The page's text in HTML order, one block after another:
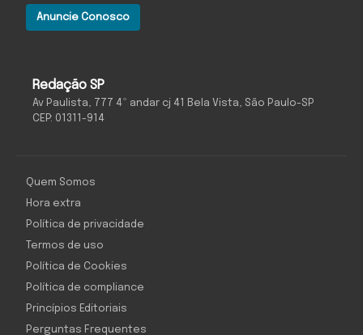
Redação SP
Av Paulista, 777 4º andar cj 41 Bela Vista, São Paulo-SP
CEP: 01311-914
Anuncie Conosco
Quem Somos
Hora extra
Política de privacidade
Termos de uso
Política de Cookies
Política de compliance
Princípios Editoriais
Perguntas Frequentes